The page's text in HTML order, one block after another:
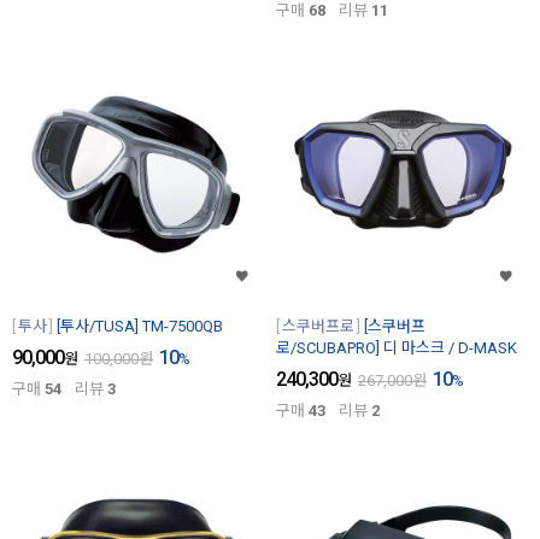
구매 68 리뷰 11
투사 [투사/TUSA] TM-7500QB
90,000원 100,000원 10%
구매 54 리뷰 3
스쿠버프로
[스쿠버프
로/SCUBAPRO] 디 마스크 / D-MASK
240,300원 267,000원 10%
구매 43 리뷰 2